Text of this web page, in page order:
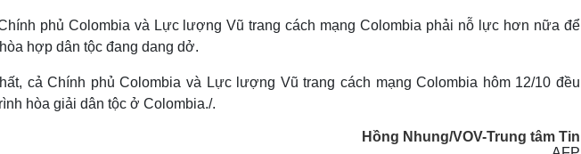
phủ Colombia và Lực lượng Vũ trang cách mạng Colombia phải nỗ lực hơn nữa để
hợp dân tộc đang dang dở.
cả Chính phủ Colombia và Lực lượng Vũ trang cách mạng Colombia hôm 12/10 đều
hòa giải dân tộc ở Colombia./.
Hồng Nhung/VOV-Trung tâm Tin